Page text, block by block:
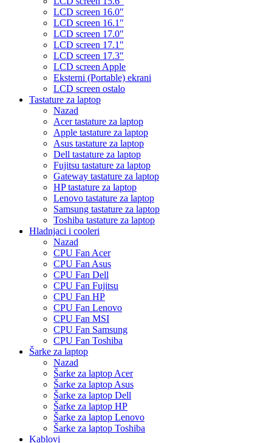
LCD screen 16.0″
LCD screen 16.1″
LCD screen 17.0″
LCD screen 17.1″
LCD screen 17.3″
LCD screen Apple
Eksterni (Portable) ekrani
LCD screen ostalo
Tastature za laptop
Nazad
Acer tastature za laptop
Apple tastature za laptop
Asus tastature za laptop
Dell tastature za laptop
Fujitsu tastature za laptop
Gateway tastature za laptop
HP tastature za laptop
Lenovo tastature za laptop
Samsung tastature za laptop
Toshiba tastature za laptop
Hladnjaci i cooleri
Nazad
CPU Fan Acer
CPU Fan Asus
CPU Fan Dell
CPU Fan Fujitsu
CPU Fan HP
CPU Fan Lenovo
CPU Fan MSI
CPU Fan Samsung
CPU Fan Toshiba
Šarke za laptop
Nazad
Šarke za laptop Acer
Šarke za laptop Asus
Šarke za laptop Dell
Šarke za laptop HP
Šarke za laptop Lenovo
Šarke za laptop Toshiba
Kablovi